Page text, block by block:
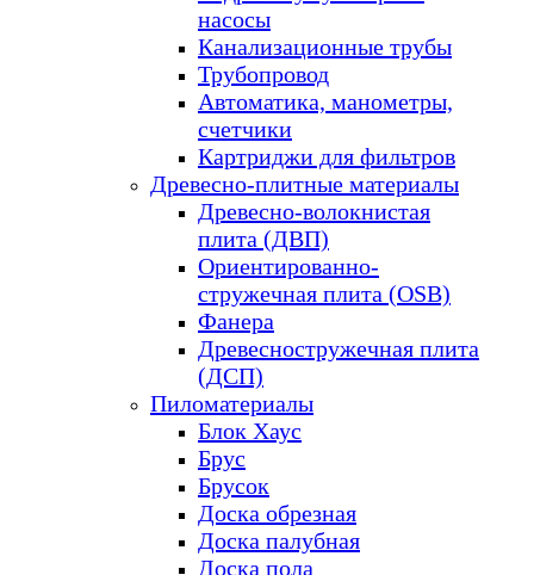
насосы
Канализационные трубы
Трубопровод
Автоматика, манометры,
счетчики
Картриджи для фильтров
Древесно-плитные материалы
Древесно-волокнистая
плита (ДВП)
Ориентированно-
стружечная плита (OSB)
Фанера
Древесностружечная плита
(ДСП)
Пиломатериалы
Блок Хаус
Брус
Брусок
Доска обрезная
Доска палубная
Доска пола